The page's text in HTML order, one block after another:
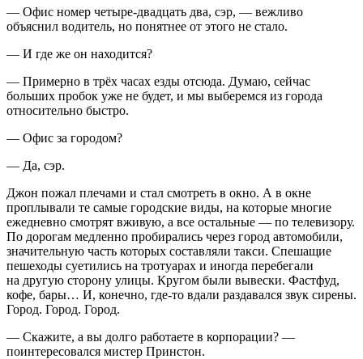
— Офис номер четыре-двадцать два, сэр, — вежливо
объяснил водитель, но понятнее от этого не стало.
— И где же он находится?
— Примерно в трёх часах езды отсюда. Думаю, сейчас
больших пробок уже не будет, и мы выберемся из города
относительно быстро.
— Офис за городом?
— Да, сэр.
Джон пожал плечами и стал смотреть в окно. А в окне
проплывали те самые городские виды, на которые многие
ежедневно смотрят вживую, а все остальные — по телевизору.
По дорогам медленно пробирались через город автомобили,
значительную часть которых составляли такси. Спешащие
пешеходы суетились на тротуарах и иногда перебегали
на другую сторону улицы. Кругом были вывески. Фастфуд,
кофе, бары… И, конечно, где-то вдали раздавался звук сирены.
Город. Город. Город.
— Скажите, а вы долго работаете в корпорации? —
поинтересовался мистер Принстон.